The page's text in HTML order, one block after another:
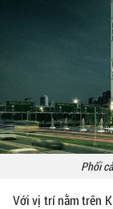
Phối
Với vị trí nằm trên